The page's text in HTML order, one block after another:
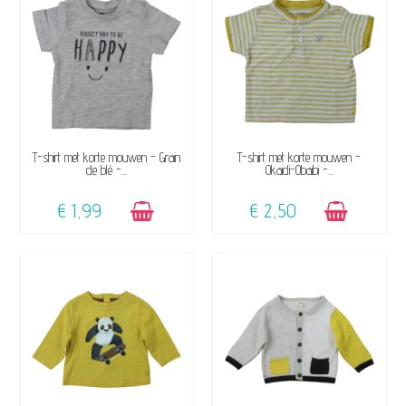
zowel meisjes als jongens. Winter- en
zomerpyjama's, jurkjes, comfortabele sets
voor in het ziekenhuis, mutsjes, hoedjes,
slaapzakken… Alles om je baby van 0 tot 36
maanden zacht en kwalitatief te begeleiden.
Tweedehands kleding voor meisjes
Ontdek onze selectie
tweedehands
kleding en accessoires voor meisjes van
geboorte tot 6 jaar, met een ruime keuze
aan stijlen en categorieën
BESCHIKBAAR
T-shirt met korte mouwen - Grain
de blé -...
€ 1,99
BESCHIKBAAR
T-shirt met korte mouwen -
Okaidi-Obaibi -...
€ 2,50